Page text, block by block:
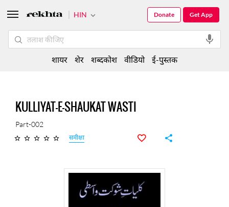
KULLIYAT-E-SHAUKAT WASTI
Part-002
समीक्षा
HIN Get App
Donate
शायर शेर शब्दकोश वीडियो ई-पुस्तक